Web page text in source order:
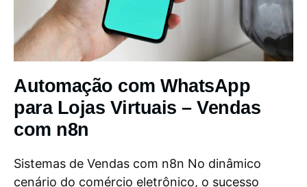
Automação com WhatsApp
para Lojas Virtuais – Vendas
com n8n
Sistemas de Vendas com n8n No dinâmico
cenário do comércio eletrônico, o sucesso